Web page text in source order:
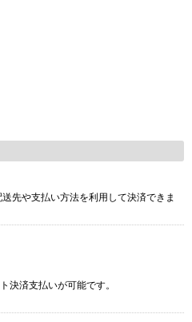
先や支払い方法を利用して決済できま
決済支払いが可能です。